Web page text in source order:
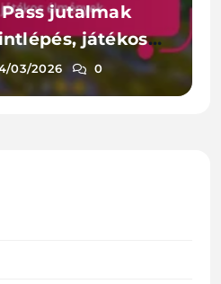
jutalmak
játékos
03/2026 0